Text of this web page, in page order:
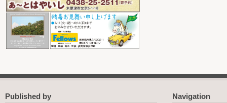
Published by Navigation